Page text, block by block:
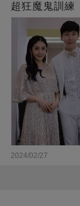
超狂魔鬼訓練
2024/02/27